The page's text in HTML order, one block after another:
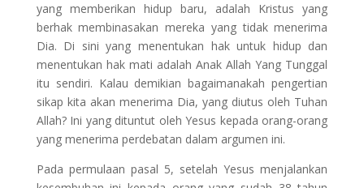
yang memberikan hidup baru, adalah Kristus yang
berhak membinasakan mereka yang tidak menerima
Dia. Di sini yang menentukan hak untuk hidup dan
menentukan hak mati adalah Anak Allah Yang Tunggal
itu sendiri. Kalau demikian bagaimanakah pengertian
sikap kita akan menerima Dia, yang diutus oleh Tuhan
Allah? Ini yang dituntut oleh Yesus kepada orang-orang
yang menerima perdebatan dalam argumen ini.
Pada permulaan pasal 5, setelah Yesus menjalankan